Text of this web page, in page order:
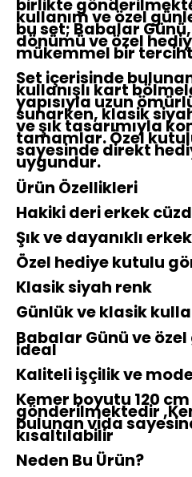
birlikte
kullanım ve özel
bu set; Babalar
dönümü ve özel
mükemmel bir
Set içerisinde
kullanışlı kart
yapısıyla uzun
sunarken, klasik
ve şık tasarımıyla
tamamlar. Özel
sayesinde direkt
uygundur.
Ürün Özellikleri
Hakiki deri erkek
Şık ve dayanıklı
Özel hediye kutulu
Klasik siyah renk
Günlük ve klasik
Babalar Günü ve
ideal
Kaliteli işçilik ve
Kemer boyutu 120
gönderilmektedir
bulunan vida
kısaltılabilir
Neden Bu Ürün?